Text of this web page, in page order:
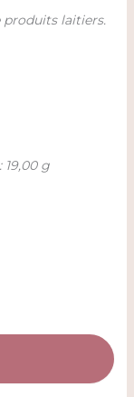
produits laitiers.
19,00 g